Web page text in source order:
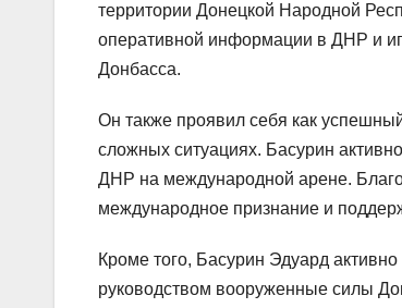
территории Донецкой Народной
оперативной информации в ДНР и
Донбасса.
Он также проявил себя как
сложных ситуациях. Басурин
ДНР на международной арене.
международное признание и
Кроме того, Басурин Эдуард
руководством вооруженные силы